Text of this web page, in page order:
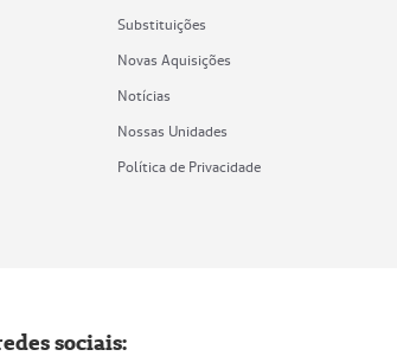
Substituições
Novas Aquisições
Notícias
Nossas Unidades
Política de Privacidade
sociais: